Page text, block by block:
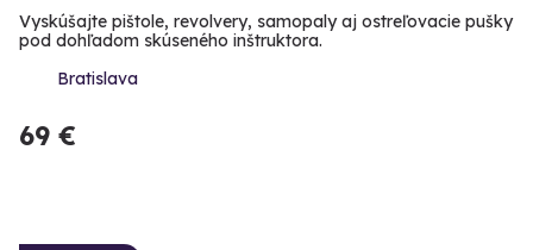
Vyskúšajte pištole, revolvery, samopaly aj ostreľovacie pušky
pod dohľadom skúseného inštruktora.
Bratislava
69 €